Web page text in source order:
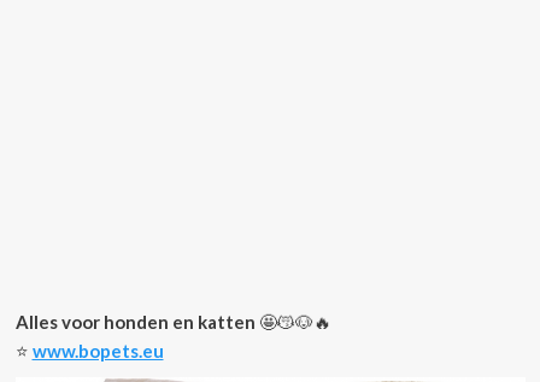
Alles voor honden en katten 🤩😽🐶🔥
⭐️ www.bopets.eu